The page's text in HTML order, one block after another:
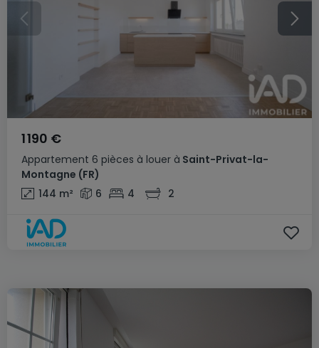
Appartement 6 pièces à louer à Saint-Privat-la-
Montagne (FR)
1 190 €
144 m² 6 4 2